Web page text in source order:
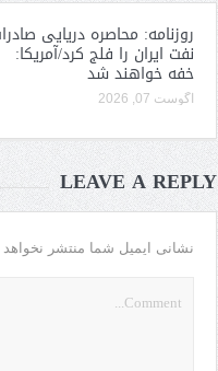
روزنامه: محاصره دریایی
نفت ایران را فلج کرد/آمریکا:
خفه خواهند شد
آگوست 07, 2026
LEAVE A REPLY
نشانی ایمیل شما منتشر